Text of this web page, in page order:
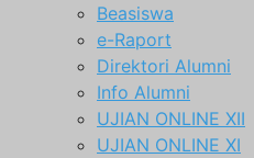
Beasiswa
e-Raport
Direktori Alumni
Info Alumni
UJIAN ONLINE XII
UJIAN ONLINE XI